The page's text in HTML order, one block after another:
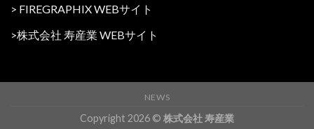
> FIREGRAPHIX WEBサイト
>株式会社 寿産業 WEBサイト
NEWS
Copyright 2026 © 株式会社 寿産業